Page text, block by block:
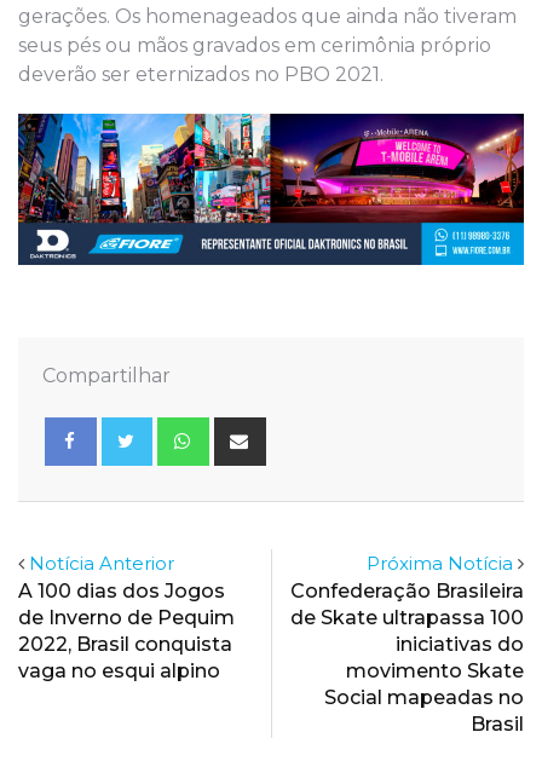
gerações. Os homenageados que ainda não tiveram
seus pés ou mãos gravados em cerimônia próprio
deverão ser eternizados no PBO 2021.
Compartilhar
Whatsapp
Notícia Anterior
A 100 dias dos Jogos
de Inverno de Pequim
2022, Brasil conquista
vaga no esqui alpino
Próxima Notícia
Confederação Brasileira
de Skate ultrapassa 100
iniciativas do
movimento Skate
Social mapeadas no
Brasil